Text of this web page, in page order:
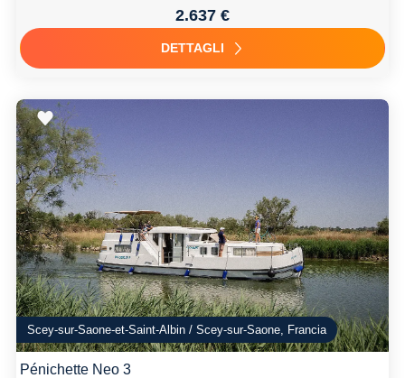
2.637 €
DETTAGLI
Scey-sur-Saone-et-Saint-Albin / Scey-sur-Saone, Francia
Pénichette Neo 3